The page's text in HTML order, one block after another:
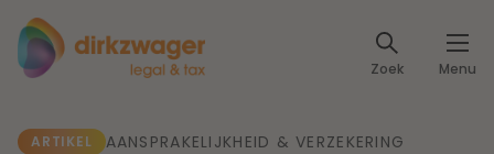
Zoek Menu
Expertises
ARTIKEL AANSPRAKELIJKHEID & VERZEKERING